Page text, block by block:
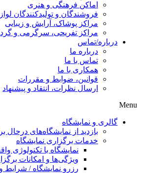
اماکن فرهنگی و هنری
فروشندگان و تولیدکنندگان
مراکز پوشاک، آرایش و زیبایی
مراکز تفریحی، سرگرمی و
درباره/تماس
درباره ما
تماس با ما
همکاری با ما
قوانین، ضوابط و مقررات
ارسال نظرات، انتقاد و پیشنهاد
Menu
گالری و نمایشگاه
بازدید از نمایشگاه‌های درحال
خدمات برگزاری نمایشگاه
نمایشگاه با
ویژگی‌ها و امکانات
رزرو نمایشگاه / شرایط